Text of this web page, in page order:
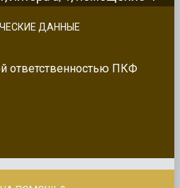
ДАННЫЕ
ответственностью ПКФ